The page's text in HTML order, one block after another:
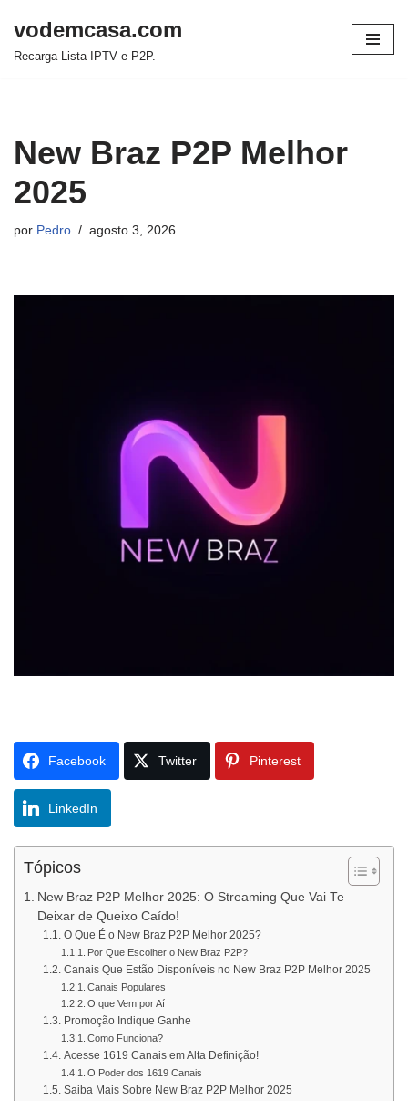
Pular
vodemcasa.com
Recarga Lista IPTV e P2P.
New Braz P2P Melhor
2025
por Pedro agosto 3, 2026
Facebook Twitter Pinterest
LinkedIn
Tópicos
New Braz P2P Melhor 2025: O Streaming Que Vai Te
Deixar de Queixo Caído!
O Que É o New Braz P2P Melhor 2025?
Por Que Escolher o New Braz P2P?
Canais Que Estão Disponíveis no New Braz P2P Melhor 2025
Canais Populares
O que Vem por Aí
Promoção Indique Ganhe
Como Funciona?
Acesse 1619 Canais em Alta Definição!
O Poder dos 1619 Canais
Saiba Mais Sobre New Braz P2P Melhor 2025